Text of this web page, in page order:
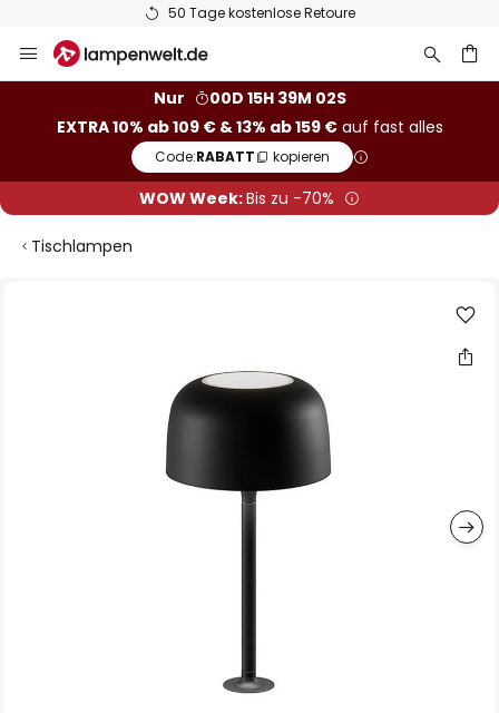
50 Tage kostenlose Retoure
Inhalt
Nur
00D 15H 39M 01S
EXTRA 10% ab 109 € & 13% ab 159 €auf fast alles
Code:RABATT kopieren
WOW Week:Bis zu -70%
Tischlampen